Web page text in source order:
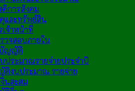
ดิการสังคม
และทรัพย์สิน
เจ้าหน้าที่
วจสอบภายใน
ญญัติ
ประมาณรายจ่ายประจำปี
งบประมาณ รายจ่าย
นสะสม